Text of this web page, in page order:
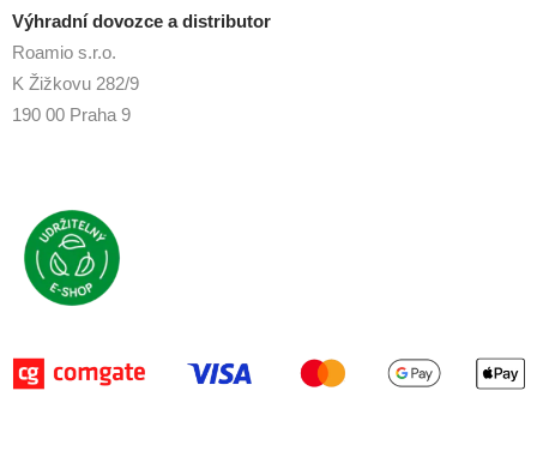
Výhradní dovozce a distributor
Roamio s.r.o.
K Žižkovu 282/9
190 00 Praha 9